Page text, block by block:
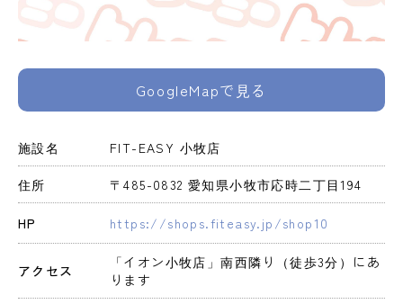
GoogleMapで見る
施設名 FIT-EASY 小牧店
住所 〒485-0832 愛知県小牧市応時二丁目194
HP https://shops.fiteasy.jp/shop10
アクセス
「イオン小牧店」南西隣り（徒歩3分）にあ
ります